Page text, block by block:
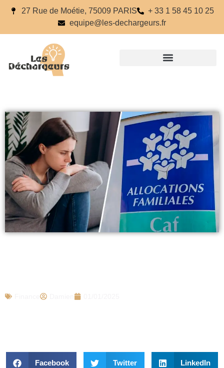
27 Rue de Moétie, 75009 PARIS
+ 33 1 58 45 10 25
equipe@les-dechargeurs.fr
Facebook Twitter LinkedIn